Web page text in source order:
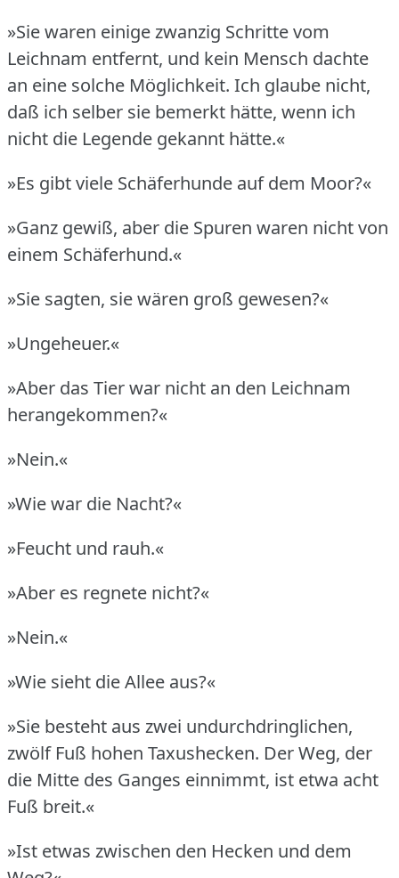
»Sie waren einige zwanzig Schritte vom
Leichnam entfernt, und kein Mensch dachte
an eine solche Möglichkeit. Ich glaube nicht,
daß ich selber sie bemerkt hätte, wenn ich
nicht die Legende gekannt hätte.«
»Es gibt viele Schäferhunde auf dem Moor?«
»Ganz gewiß, aber die Spuren waren nicht von
einem Schäferhund.«
»Sie sagten, sie wären groß gewesen?«
»Ungeheuer.«
»Aber das Tier war nicht an den Leichnam
herangekommen?«
»Nein.«
»Wie war die Nacht?«
»Feucht und rauh.«
»Aber es regnete nicht?«
»Nein.«
»Wie sieht die Allee aus?«
»Sie besteht aus zwei undurchdringlichen,
zwölf Fuß hohen Taxushecken. Der Weg, der
die Mitte des Ganges einnimmt, ist etwa acht
Fuß breit.«
»Ist etwas zwischen den Hecken und dem